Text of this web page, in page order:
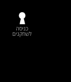
כניסה
לשחקנים